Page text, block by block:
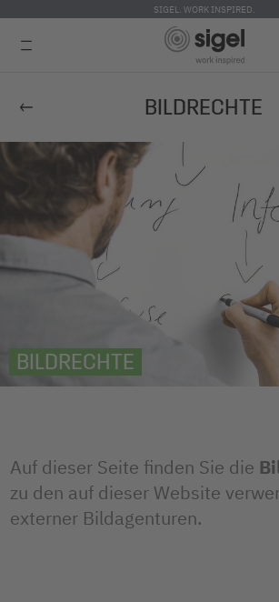
zum
SIGEL. WORK INSPIRED.
BILDRECHTE
BILDRECHTE
Auf dieser Seite finden Sie die
zu den auf dieser Website
externer Bildagenturen.